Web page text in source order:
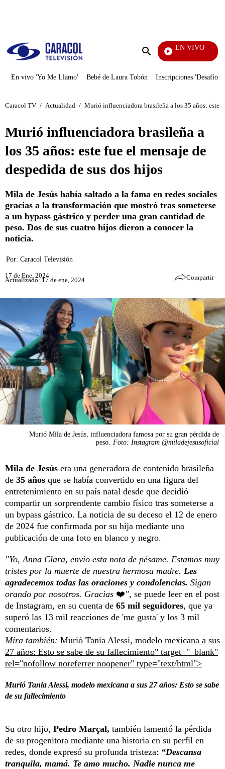
Enviar
EN VIVO
También Caerás
En vivo 'Yo Me Llamo' Bebé de Laura Tobón Inscripciones 'Desafío'
Caracol TV / Actualidad / Murió influenciadora brasileña a los 35 años: este
Murió influenciadora brasileña a
los 35 años: este fue el mensaje de
despedida de sus dos hijos
Mila de Jesús había saltado a la fama en redes sociales
gracias a la transformación que mostró tras someterse
a un bypass gástrico y perder una gran cantidad de
peso. Dos de sus cuatro hijos dieron a conocer la
noticia.
Por: Caracol Televisión
17 de Ene, 2024
Actualizado: 17 de ene, 2024 Compartir
Murió Mila de Jesús, influenciadora famosa por su gran pérdida de
peso.
Foto: Instagram @miladejesusoficial
Mila de Jesús era una generadora de contenido brasileña
de 35 años que se había convertido en una figura del
entretenimiento en su país natal desde que decidió
compartir un sorprendente cambio físico tras someterse a
un bypass gástrico. La noticia de su deceso el 12 de enero
de 2024 fue confirmada por su hija mediante una
publicación de una foto en blanco y negro.
"Yo, Anna Clara, envío esta nota de pésame. Estamos muy
tristes por la muerte de nuestra hermosa madre. Les
agradecemos todas las oraciones y condolencias. Sigan
orando por nosotros. Gracias ❤️", se puede leer en el post
de Instagram, en su cuenta de 65 mil seguidores, que ya
superó las 13 mil reacciones de 'me gusta' y los 3 mil
comentarios.
Mira también: Murió Tania Alessi, modelo mexicana a sus
27 años: Esto se sabe de su fallecimiento" target="_blank"
rel="nofollow noreferrer noopener" type="text/html">
Murió Tania Alessi, modelo mexicana a sus 27 años: Esto se sabe
de su fallecimiento
Su otro hijo, Pedro Marçal, también lamentó la pérdida
de su progenitora mediante una historia en su perfil en
redes, donde expresó su profunda tristeza: “Descansa
tranquila, mamá. Te amo mucho. Nadie nunca me